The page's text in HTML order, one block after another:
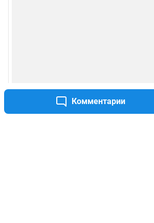
Комментарии